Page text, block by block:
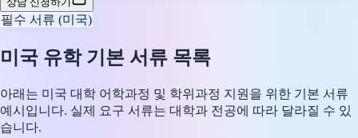
필수 서류 (미국)
미국 유학 기본 서류 목록
아래는 미국 대학 어학과정 및 학위과정 지원을 위한 기본 서류
예시입니다. 실제 요구 서류는 대학과 전공에 따라 달라질 수 있
습니다.